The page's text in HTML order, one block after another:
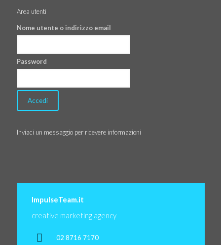
Area utenti
Nome utente o indirizzo email
Password
Inviaci un messaggio per ricevere informazioni
ImpulseTeam.it
creative marketing agency
02 8716 7170